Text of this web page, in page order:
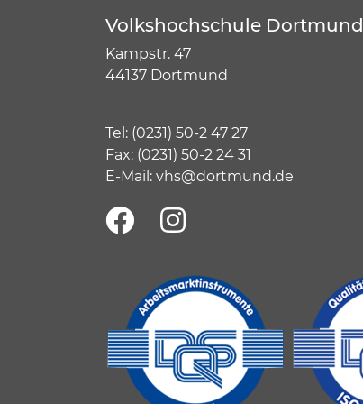
Volkshochschule Dortmund
Kampstr. 47
44137 Dortmund
Tel: (0231) 50-2 47 27
Fax: (0231) 50-2 24 31
E-Mail: vhs@dortmund.de